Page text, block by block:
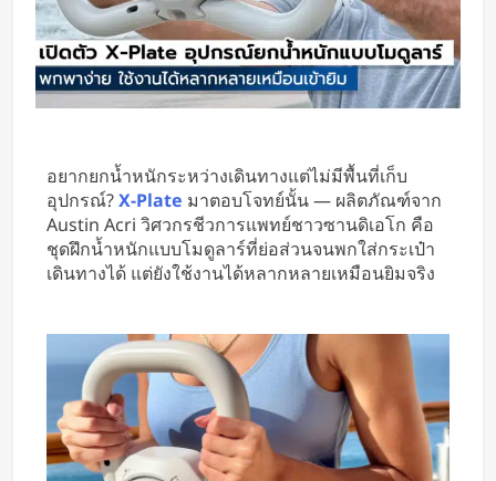
ชั่วโมง
Spotify เพิ่มโหมดวิ่งใหม่ ปรับเพลง
ตามความเร็วและรูปแบบการฝึก
2 วัน Ago
Meta Horizon+ จับมือ Xbox Game
กลายเป็นจอเกมเสมือนขนาด 26 ฟุต
อยากยกน้ำหนักระหว่างเดินทางแต่ไม่มีพื้นที่เก็บ
อุปกรณ์?X-Plate มาตอบโจทย์นั้น — ผลิตภัณฑ์จาก
Austin Acri วิศวกรชีวการแพทย์ชาวซานดิเอโก คือ
ชุดฝึกน้ำหนักแบบโมดูลาร์ที่ย่อส่วนจนพกใส่กระเป๋า
เดินทางได้ แต่ยังใช้งานได้หลากหลายเหมือนยิมจริง